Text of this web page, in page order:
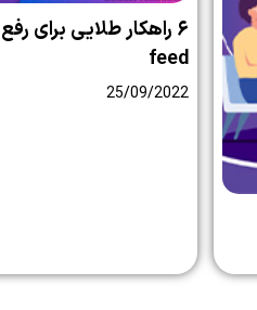
feed
25/09/2022